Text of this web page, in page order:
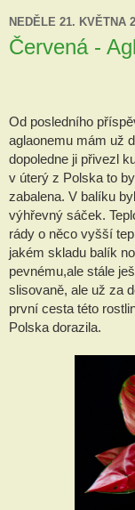
NEDĚLE 21. KVĚTNA
Červená -
Od posledního
aglaonemu mám už
dopoledne ji přivezl
v úterý z Polska to
zabalena. V balíku
výhřevný sáček.
rády o něco vyšší
jakém skladu balík
pevnému,ale stále
slisovaně, ale už za
první cesta této
Polska dorazila.